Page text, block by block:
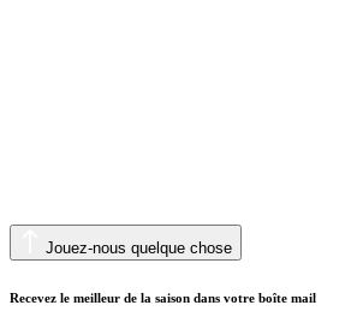
Jouez-nous quelque chose
Recevez le meilleur de la saison dans votre boîte mail